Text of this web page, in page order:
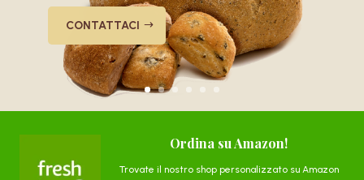
CONTATTACI
Ordina su Amazon!
Trovate il nostro shop personalizzato su Amazon